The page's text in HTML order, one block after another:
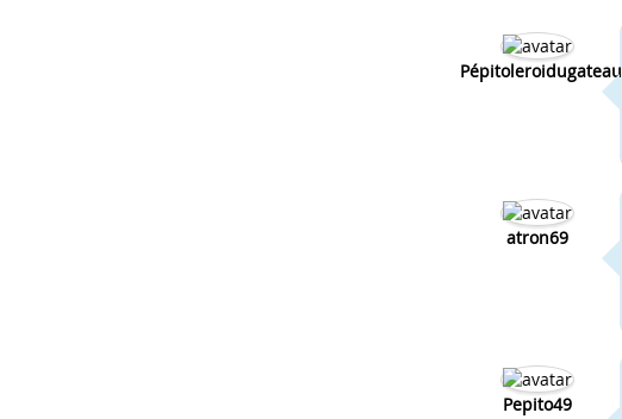
Pépitoleroidugateau
atron69
Pepito49